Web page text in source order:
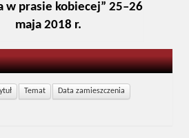
w prasie kobiecej” 25–26
maja 2018 r.